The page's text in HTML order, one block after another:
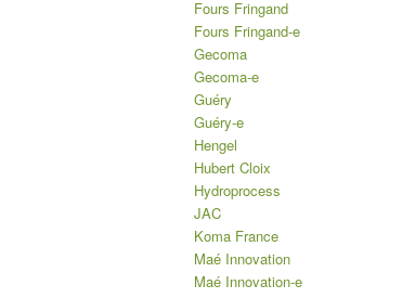
Fours Fringand
Fours Fringand-e
Gecoma
Gecoma-e
Guéry
Guéry-e
Hengel
Hubert Cloix
Hydroprocess
JAC
Koma France
Maé Innovation
Maé Innovation-e